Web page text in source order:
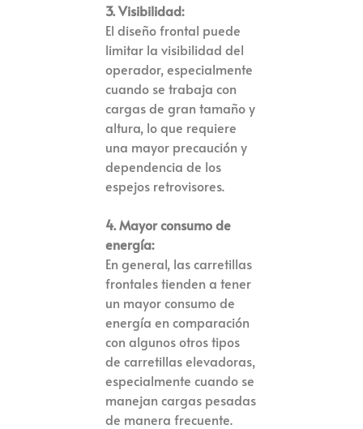
3. Visibilidad:
El diseño frontal puede
limitar la visibilidad del
operador, especialmente
cuando se trabaja con
cargas de gran tamaño y
altura, lo que requiere
una mayor precaución y
dependencia de los
espejos retrovisores.
4. Mayor consumo de
energía:
En general, las carretillas
frontales tienden a tener
un mayor consumo de
energía en comparación
con algunos otros tipos
de carretillas elevadoras,
especialmente cuando se
manejan cargas pesadas
de manera frecuente.